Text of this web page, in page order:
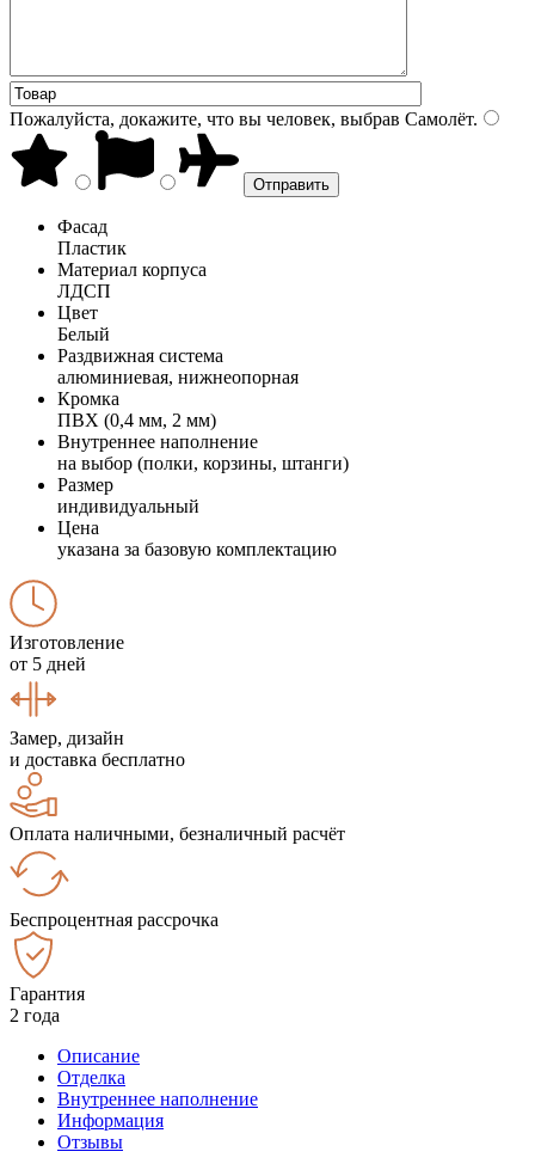
Пожалуйста, докажите, что вы человек, выбрав Самолёт.
Фасад
Пластик
Материал корпуса
ЛДСП
Цвет
Белый
Раздвижная система
алюминиевая, нижнеопорная
Кромка
ПВХ (0,4 мм, 2 мм)
Внутреннее наполнение
на выбор (полки, корзины, штанги)
Размер
индивидуальный
Цена
указана за базовую комплектацию
Изготовление
от 5 дней
Замер, дизайн
и доставка бесплатно
Оплата наличными, безналичный расчёт
Беспроцентная рассрочка
Гарантия
2 года
Описание
Отделка
Внутреннее наполнение
Информация
Отзывы